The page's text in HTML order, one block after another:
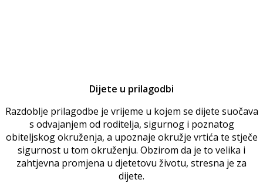
Dijete u prilagodbi
Razdoblje prilagodbe je vrijeme u kojem se dijete suočava
s odvajanjem od roditelja, sigurnog i poznatog
obiteljskog okruženja, a upoznaje okružje vrtića te stječe
sigurnost u tom okruženju. Obzirom da je to velika i
zahtjevna promjena u djetetovu životu, stresna je za
dijete.